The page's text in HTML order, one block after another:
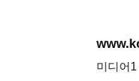
미디어